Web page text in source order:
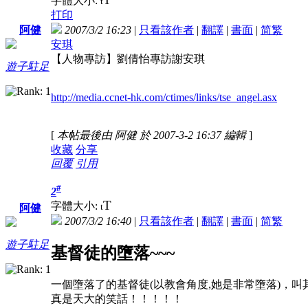
阿健
遊子駐足
打印
2007/3/2 16:23 | 只看該作者 | 翻譯 | 書面 | 简繁
安琪
【人物專訪】劉倩怡專訪謝安琪
http://media.ccnet-hk.com/ctimes/links/tse_angel.asx
[ 本帖最後由 阿健 於 2007-3-2 16:37 編輯]
收藏 分享
回覆 引用
阿健
遊子駐足
2#
字體大小: tT
2007/3/2 16:40 | 只看該作者 | 翻譯 | 書面 | 简繁
基督徒的墮落~~~
一個墮落了的基督徒(以教會角度,她是非常墮落)，叫
真是天大的笑話！！！！！